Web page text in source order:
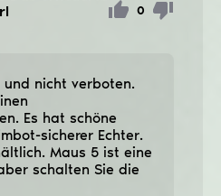
0
und nicht verboten.
Es hat schöne
sicherer Echter.
Maus 5 ist eine
schalten Sie die